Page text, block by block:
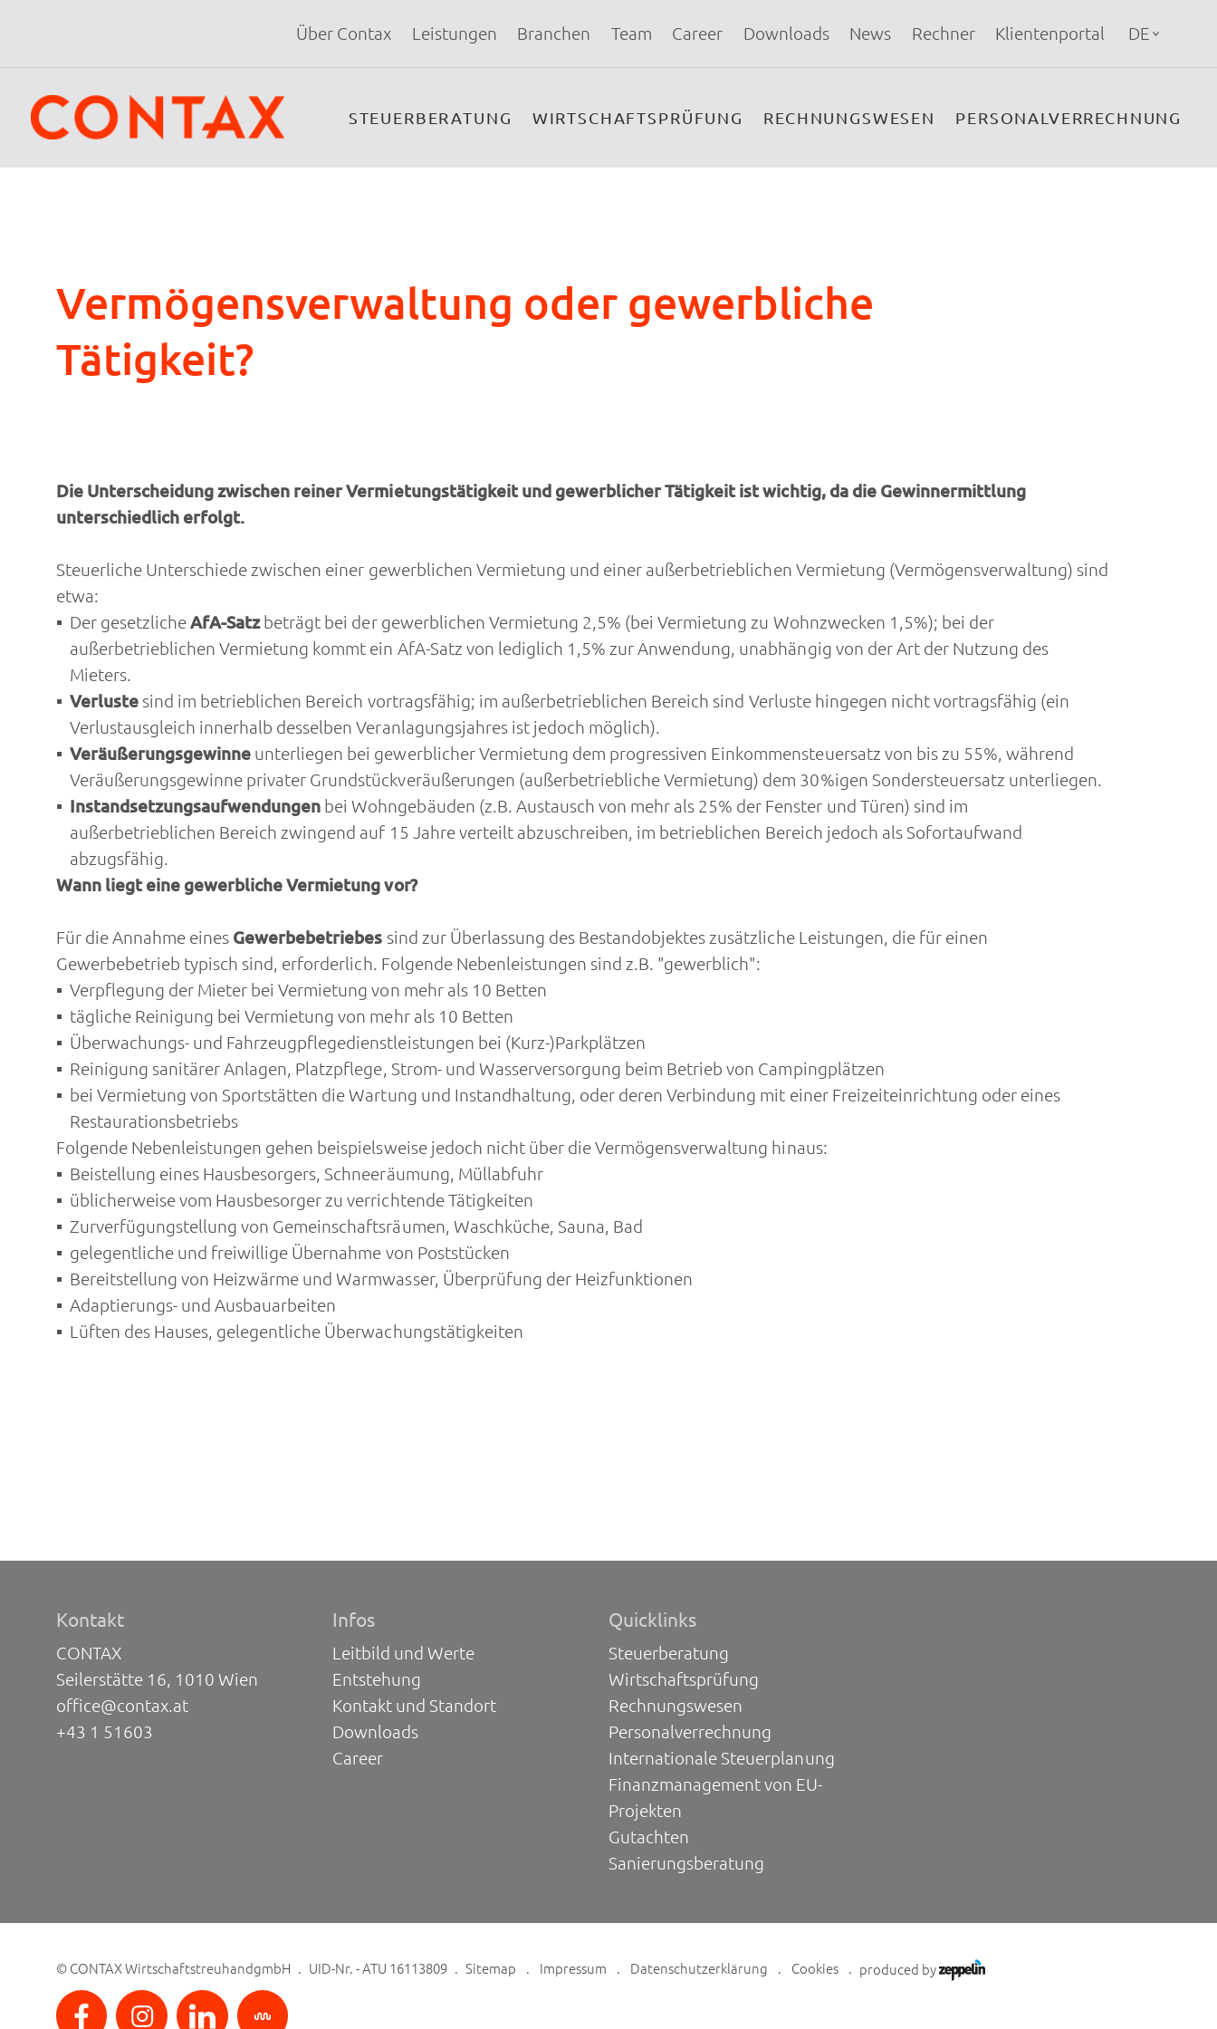
Über Contax Leistungen Branchen Team Career Downloads News Rechner Klientenportal DE
STEUERBERATUNG WIRTSCHAFTSPRÜFUNG RECHNUNGSWESEN PERSONALVERRECHNUNG
Vermögensverwaltung oder gewerbliche
Tätigkeit?
Die Unterscheidung zwischen reiner Vermietungstätigkeit und gewerblicher Tätigkeit ist wichtig, da die Gewinnermittlung
unterschiedlich erfolgt.
Steuerliche Unterschiede zwischen einer gewerblichen Vermietung und einer außerbetrieblichen Vermietung (Vermögensverwaltung) sind
etwa:
Der gesetzlicheAfA-Satzbeträgt bei der gewerblichen Vermietung 2,5% (bei Vermietung zu Wohnzwecken 1,5%); bei der
außerbetrieblichen Vermietung kommt ein AfA-Satz von lediglich 1,5% zur Anwendung, unabhängig von der Art der Nutzung des
Mieters.
Verluste sind im betrieblichen Bereich vortragsfähig; im außerbetrieblichen Bereich sind Verluste hingegen nicht vortragsfähig (ein
Verlustausgleich innerhalb desselben Veranlagungsjahres ist jedoch möglich).
Veräußerungsgewinne unterliegen bei gewerblicher Vermietung dem progressiven Einkommensteuersatz von bis zu 55%, während
Veräußerungsgewinne privater Grundstückveräußerungen (außerbetriebliche Vermietung) dem 30%igen Sondersteuersatz unterliegen.
Instandsetzungsaufwendungen bei Wohngebäuden (z.B. Austausch von mehr als 25% der Fenster und Türen) sind im
außerbetrieblichen Bereich zwingend auf 15 Jahre verteilt abzuschreiben, im betrieblichen Bereich jedoch als Sofortaufwand
abzugsfähig.
Wann liegt eine gewerbliche Vermietung vor?
Für die Annahme eines Gewerbebetriebes sind zur Überlassung des Bestandobjektes zusätzliche Leistungen, die für einen
Gewerbebetrieb typisch sind, erforderlich. Folgende Nebenleistungen sind z.B. "gewerblich":
Verpflegung der Mieter bei Vermietung von mehr als 10 Betten
tägliche Reinigung bei Vermietung von mehr als 10 Betten
Überwachungs- und Fahrzeugpflegedienstleistungen bei (Kurz-)Parkplätzen
Reinigung sanitärer Anlagen, Platzpflege, Strom- und Wasserversorgung beim Betrieb von Campingplätzen
bei Vermietung von Sportstätten die Wartung und Instandhaltung, oder deren Verbindung mit einer Freizeiteinrichtung oder eines
Restaurationsbetriebs
Folgende Nebenleistungen gehen beispielsweise jedoch nicht über die Vermögensverwaltung hinaus:
Beistellung eines Hausbesorgers, Schneeräumung, Müllabfuhr
üblicherweise vom Hausbesorger zu verrichtende Tätigkeiten
Zurverfügungstellung von Gemeinschaftsräumen, Waschküche, Sauna, Bad
gelegentliche und freiwillige Übernahme von Poststücken
Bereitstellung von Heizwärme und Warmwasser, Überprüfung der Heizfunktionen
Adaptierungs- und Ausbauarbeiten
Lüften des Hauses, gelegentliche Überwachungstätigkeiten
Kontakt
CONTAX
Seilerstätte 16, 1010 Wien
office@contax.at
+43 1 51603
Infos
Leitbild und Werte
Entstehung
Kontakt und Standort
Downloads
Career
Quicklinks
Steuerberatung
Wirtschaftsprüfung
Rechnungswesen
Personalverrechnung
Internationale Steuerplanung
Finanzmanagement von EU-
Projekten
Gutachten
Sanierungsberatung
© CONTAX WirtschaftstreuhandgmbH UID-Nr. - ATU 16113809 Sitemap Impressum Datenschutzerklärung Cookies produced by